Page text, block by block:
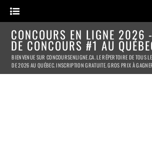
CONCOURS EN LIGNE 2026
DE CONCOURS #1 AU
BIENVENUE SUR CONCOURSENLIGNE.CA. LE RÉPERTOIRE DE TOUS
DE 2026 AU QUÉBEC. INSCRIPTION GRATUITE. GROS PRIX À